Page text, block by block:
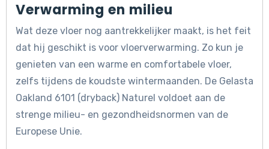
Verwarming en milieu
Wat deze vloer nog aantrekkelijker maakt, is het feit
dat hij geschikt is voor vloerverwarming. Zo kun je
genieten van een warme en comfortabele vloer,
zelfs tijdens de koudste wintermaanden. De Gelasta
Oakland 6101 (dryback) Naturel voldoet aan de
strenge milieu- en gezondheidsnormen van de
Europese Unie.